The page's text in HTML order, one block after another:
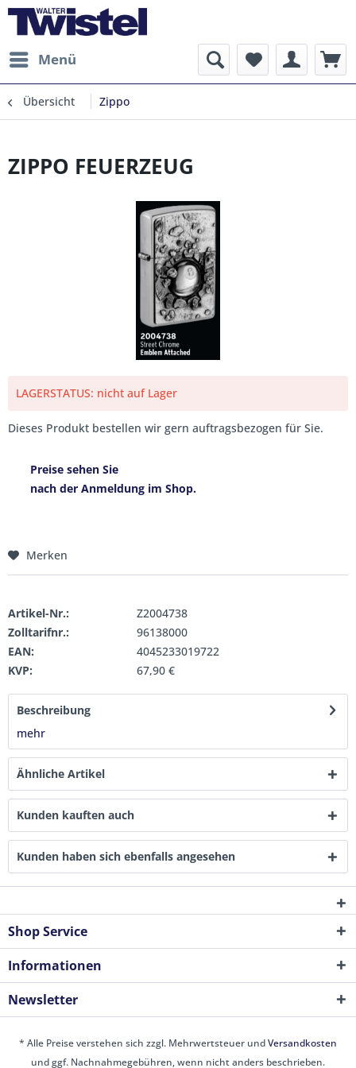
Menü
Übersicht Zippo
ZIPPO FEUERZEUG
LAGERSTATUS: nicht auf Lager
Dieses Produkt bestellen wir gern auftragsbezogen für Sie.
Preise sehen Sie
nach der Anmeldung im Shop.
Merken
Artikel-Nr.:
Z2004738
Zolltarifnr.:
96138000
EAN:
4045233019722
KVP:
67,90 €
Beschreibung
mehr
Ähnliche Artikel
Kunden kauften auch
Kunden haben sich ebenfalls angesehen
Shop Service
Informationen
Newsletter
* Alle Preise verstehen sich zzgl. Mehrwertsteuer undVersandkosten
und ggf. Nachnahmegebühren, wenn nicht anders beschrieben.